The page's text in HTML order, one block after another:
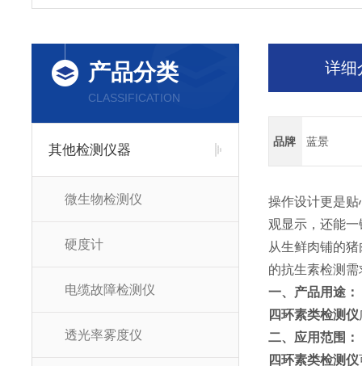
产品分类
CLASSIFICATION
其他检测仪器
微生物检测仪
硬度计
电缆故障检测仪
透光率雾度仪
详细
品牌 蓝景
操作设计更是
观显示，还能
从生鲜肉铺的
的抗生素检测需
一、产品用途：
四环素类检测仪
二、应用范围：
四环素类检测仪